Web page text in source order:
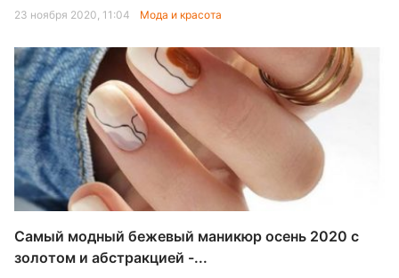
23 ноября 2020, 11:04 Мода и красота
Самый модный бежевый маникюр осень 2020 с
золотом и абстракцией -...